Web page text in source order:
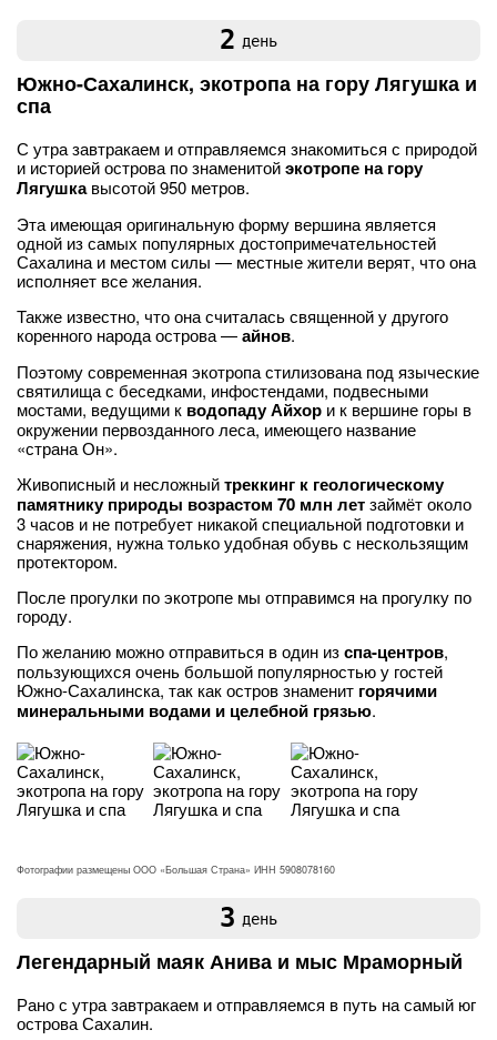
2 день
Южно-Сахалинск, экотропа на гору Лягушка и
спа
С утра завтракаем и отправляемся знакомиться с природой
и историей острова по знаменитойэкотропе на гору
Лягушкавысотой 950 метров.
Эта имеющая оригинальную форму вершина является
одной из самых популярных достопримечательностей
Сахалина и местом силы — местные жители верят, что она
исполняет все желания.
Также известно, что она считалась священной у другого
коренного народа острова —айнов.
Поэтому современная экотропа стилизована под языческие
святилища с беседками, инфостендами, подвесными
мостами, ведущими к водопаду Айхор и к вершине горы в
окружении первозданного леса, имеющего название
«страна Он».
Живописный и несложныйтреккинг к геологическому
памятнику природы возрастом 70 млн летзаймёт около
3 часов и не потребует никакой специальной подготовки и
снаряжения, нужна только удобная обувь с нескользящим
протектором.
После прогулки по экотропе мы отправимся на прогулку по
городу.
По желанию можно отправиться в один изспа-центров,
пользующихся очень большой популярностью у гостей
Южно-Сахалинска, так как остров знаменит горячими
минеральными водами и целебной грязью.
Фотографии размещены ООО «Большая Страна» ИНН 5908078160
3 день
Легендарный маяк Анива и мыс Мраморный
Рано с утра завтракаем и отправляемся в путь на самый юг
острова Сахалин.